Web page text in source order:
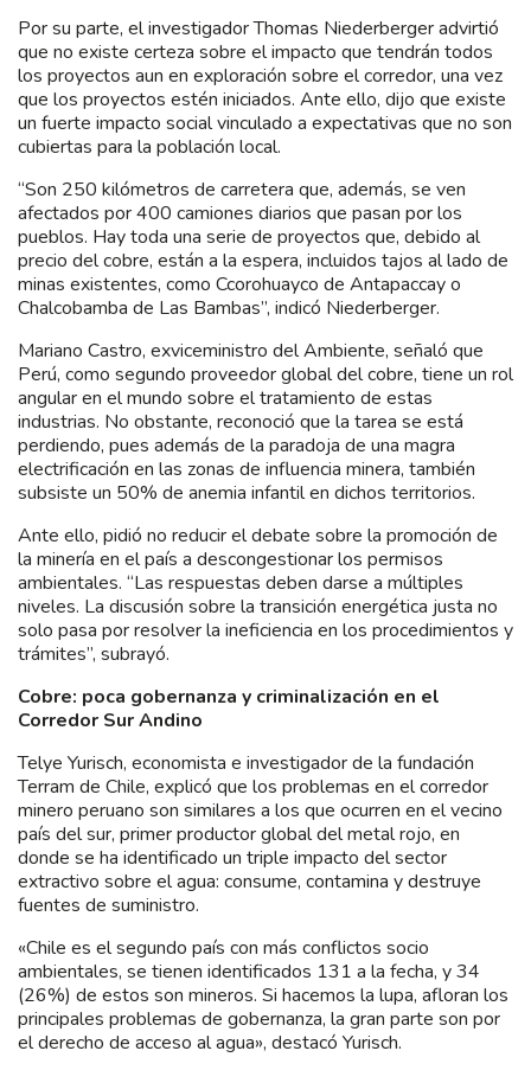
Por su parte, el investigador Thomas Niederberger advirtió
que no existe certeza sobre el impacto que tendrán todos
los proyectos aun en exploración sobre el corredor, una vez
que los proyectos estén iniciados. Ante ello, dijo que existe
un fuerte impacto social vinculado a expectativas que no son
cubiertas para la población local.
“Son 250 kilómetros de carretera que, además, se ven
afectados por 400 camiones diarios que pasan por los
pueblos. Hay toda una serie de proyectos que, debido al
precio del cobre, están a la espera, incluidos tajos al lado de
minas existentes, como Ccorohuayco de Antapaccay o
Chalcobamba de Las Bambas”, indicó Niederberger.
Mariano Castro, exviceministro del Ambiente, señaló que
Perú, como segundo proveedor global del cobre, tiene un rol
angular en el mundo sobre el tratamiento de estas
industrias. No obstante, reconoció que la tarea se está
perdiendo, pues además de la paradoja de una magra
electrificación en las zonas de influencia minera, también
subsiste un 50% de anemia infantil en dichos territorios.
Ante ello, pidió no reducir el debate sobre la promoción de
la minería en el país a descongestionar los permisos
ambientales. “Las respuestas deben darse a múltiples
niveles. La discusión sobre la transición energética justa no
solo pasa por resolver la ineficiencia en los procedimientos y
trámites”, subrayó.
Cobre: poca gobernanza y criminalización en el
Corredor Sur Andino
Telye Yurisch, economista e investigador de la fundación
Terram de Chile, explicó que los problemas en el corredor
minero peruano son similares a los que ocurren en el vecino
país del sur, primer productor global del metal rojo, en
donde se ha identificado un triple impacto del sector
extractivo sobre el agua: consume, contamina y destruye
fuentes de suministro.
«Chile es el segundo país con más conflictos socio
ambientales, se tienen identificados 131 a la fecha, y 34
(26%) de estos son mineros. Si hacemos la lupa, afloran los
principales problemas de gobernanza, la gran parte son por
el derecho de acceso al agua», destacó Yurisch.